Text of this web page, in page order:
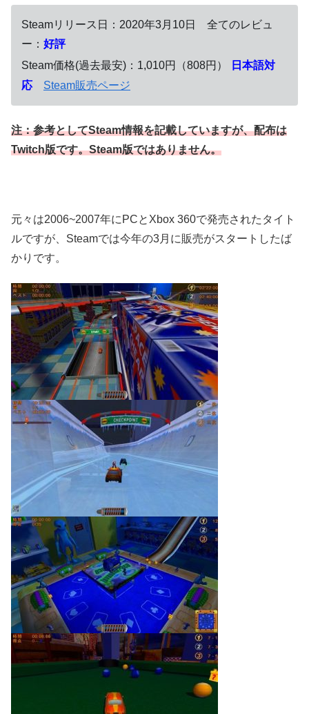
Steamリリース日：2020年3月10日 全てのレビュ
ー： 好評
Steam価格(過去最安)：1,010円（808円）
日本語対
応
Steam販売ページ
注：参考としてSteam情報を記載していますが、配布は
Twitch版です。Steam版ではありません。
元々は2006~2007年にPCとXbox 360で発売されたタイト
ルですが、Steamでは今年の3月に販売がスタートしたば
かりです。